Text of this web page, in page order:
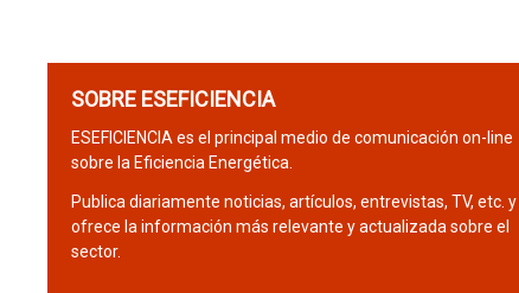
SOBRE ESEFICIENCIA
ESEFICIENCIA es el principal medio de comunicación on-line
sobre la Eficiencia Energética.
Publica diariamente noticias, artículos, entrevistas, TV, etc. y
ofrece la información más relevante y actualizada sobre el
sector.